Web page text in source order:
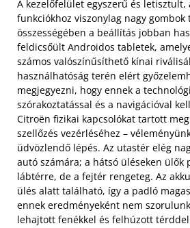
A kezelőfelület egyszerű és letisztult,
funkciókhoz viszonylag nagy gombok
összességében a beállítás jobban
feldicsőült Androidos tabletek,
számos valószínűsíthető kínai
használhatóság terén elért
megjegyezni, hogy ennek a
szórakoztatással és a navigációval
Citroën fizikai kapcsolókat tartott
szellőzés vezérléséhez –
üdvözlendő lépés. Az utastér elég
autó számára; a hátsó üléseken ülők
lábtérre, de a fejtér rengeteg. Az
ülés alatt található, így a padló
ennek eredményeként nem
lehajtott fenékkel és felhúzott